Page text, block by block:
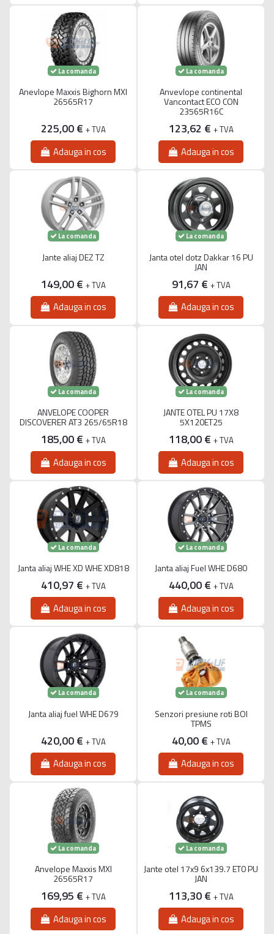
La comanda
Anevlope Maxxis Bighorn MXI
26565R17
225,00 € + TVA
Adauga in cos
La comanda
Anvevlope continental
Vancontact ECO CON
23565R16C
123,62 € + TVA
Adauga in cos
La comanda
Jante aliaj DEZ TZ
149,00 € + TVA
Adauga in cos
La comanda
Janta otel dotz Dakkar 16 PU
JAN
91,67 € + TVA
Adauga in cos
La comanda
ANVELOPE COOPER
DISCOVERER AT3 265/65R18
185,00 € + TVA
Adauga in cos
La comanda
JANTE OTEL PU 17X8
5X120ET25
118,00 € + TVA
Adauga in cos
La comanda
Janta aliaj WHE XD WHE XD818
410,97 € + TVA
Adauga in cos
La comanda
Janta aliaj Fuel WHE D680
440,00 € + TVA
Adauga in cos
La comanda
Janta aliaj fuel WHE D679
420,00 € + TVA
Adauga in cos
La comanda
Senzori presiune roti BOI
TPMS
40,00 € + TVA
Adauga in cos
La comanda
Anvelope Maxxis MXI
26565R17
169,95 € + TVA
Adauga in cos
La comanda
Jante otel 17x9 6x139.7 ET0 PU
JAN
113,30 € + TVA
Adauga in cos